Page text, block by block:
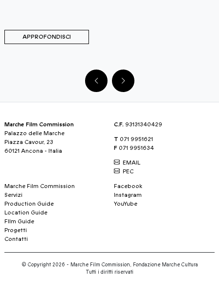
APPROFONDISCI
Marche Film Commission
Palazzo delle Marche
Piazza Cavour, 23
60121 Ancona - Italia
C.F. 93131340429
T 071 9951621
F 071 9951634
EMAIL
PEC
Marche Film Commission
Servizi
Production Guide
Location Guide
FIlm Guide
Progetti
Contatti
Facebook
Instagram
YouYube
© Copyright 2026 - Marche Film Commission, Fondazione Marche Cultura
Tutti i diritti riservati